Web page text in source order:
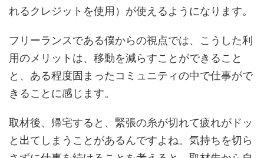
れるクレジットを使用）が使えるようになります。
フリーランスである僕からの視点では、こうした利
用のメリットは、移動を減らすことができること
と、ある程度固まったコミュニティの中で仕事がで
きることに感じます。
取材後、帰宅すると、緊張の糸が切れて疲れがドッ
と出てしまうことがあるんですよね。気持ちを切ら